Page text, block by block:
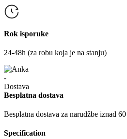
Rok isporuke
24-48h (za robu koja je na stanju)
Besplatna dostava
Besplatna dostava za narudžbe iznad
Specification